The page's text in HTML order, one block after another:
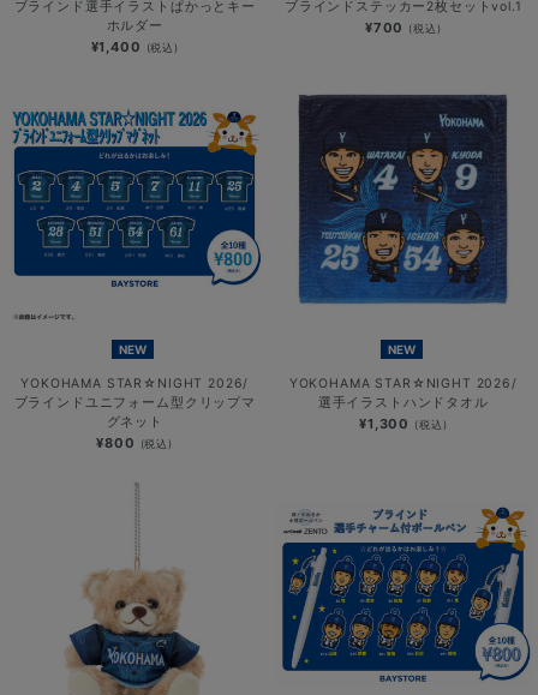
ブラインド選手イラストぱかっとキー
ホルダー
¥1,400 (税込)
ブラインドステッカー2枚セットvol.1
¥700 (税込)
NEW
YOKOHAMA STAR☆NIGHT 2026/
ブラインドユニフォーム型クリップマ
グネット
¥800 (税込)
NEW
YOKOHAMA STAR☆NIGHT 2026/
選手イラストハンドタオル
¥1,300 (税込)